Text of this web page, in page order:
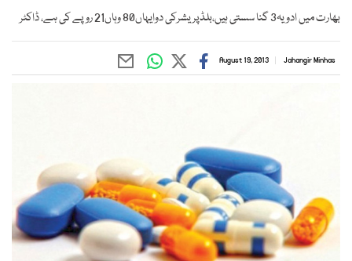
بھارت میں ادویہ3 گنا سستی ہیں،بلڈپریشرکی دوایہاں80 وہاں21 روپے کی ہے، ڈاکٹر
Jahangir Minhas
August 19, 2013